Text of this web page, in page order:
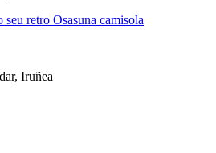
retro Osasuna camisola
Iruñea